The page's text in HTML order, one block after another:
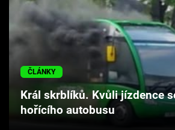
Seriály
Cool Esport
Pořady
ČLÁNKY
Král skrblíků. Kvůli jízdence
hořícího autobusu